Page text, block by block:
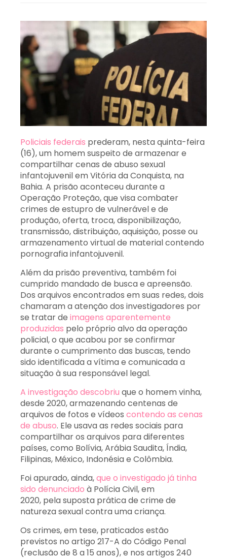
Policiais federais prederam, nesta quinta-feira
(16), um homem suspeito de armazenar e
compartilhar cenas de abuso sexual
infantojuvenil em Vitória da Conquista, na
Bahia. A prisão aconteceu durante a
Operação Proteção, que visa combater
crimes de estupro de vulnerável e de
produção, oferta, troca, disponibilização,
transmissão, distribuição, aquisição, posse ou
armazenamento virtual de material contendo
pornografia infantojuvenil.
Além da prisão preventiva, também foi
cumprido mandado de busca e apreensão.
Dos arquivos encontrados em suas redes, dois
chamaram a atenção dos investigadores por
se tratar de imagens aparentemente
produzidas pelo próprio alvo da operação
policial, o que acabou por se confirmar
durante o cumprimento das buscas, tendo
sido identificada a vítima e comunicada a
situação à sua responsável legal.
A investigação descobriu que o homem vinha,
desde 2020, armazenando centenas de
arquivos de fotos e vídeos contendo as cenas
de abuso. Ele usava as redes sociais para
compartilhar os arquivos para diferentes
países, como Bolívia, Arábia Saudita, Índia,
Filipinas, México, Indonésia e Colômbia.
Foi apurado, ainda,que o investigado já tinha
sido denunciado à Polícia Civil, em
2020, pela suposta prática de crime de
natureza sexual contra uma criança.
Os crimes, em tese, praticados estão
previstos no artigo 217-A do Código Penal
(reclusão de 8 a 15 anos), e nos artigos 240